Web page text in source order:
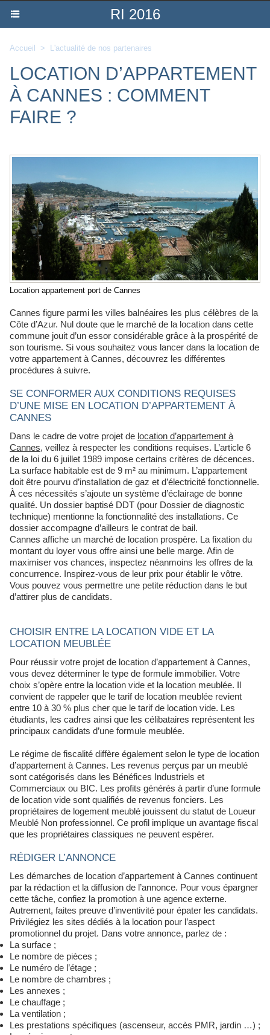
RI 2016
Accueil > L'actualité de nos partenaires
LOCATION D’APPARTEMENT
À CANNES : COMMENT
FAIRE ?
Location appartement port de Cannes
Cannes figure parmi les villes balnéaires les plus célèbres de la
Côte d’Azur. Nul doute que le marché de la location dans cette
commune jouit d’un essor considérable grâce à la prospérité de
son tourisme. Si vous souhaitez vous lancer dans la location de
votre appartement à Cannes, découvrez les différentes
procédures à suivre.
SE CONFORMER AUX CONDITIONS REQUISES
D’UNE MISE EN LOCATION D’APPARTEMENT À
CANNES
Dans le cadre de votre projet de location d’appartement à
Cannes, veillez à respecter les conditions requises. L’article 6
de la loi du 6 juillet 1989 impose certains critères de décences.
La surface habitable est de 9 m² au minimum. L’appartement
doit être pourvu d’installation de gaz et d’électricité fonctionnelle.
À ces nécessités s’ajoute un système d’éclairage de bonne
qualité. Un dossier baptisé DDT (pour Dossier de diagnostic
technique) mentionne la fonctionnalité des installations. Ce
dossier accompagne d’ailleurs le contrat de bail.
Cannes affiche un marché de location prospère. La fixation du
montant du loyer vous offre ainsi une belle marge. Afin de
maximiser vos chances, inspectez néanmoins les offres de la
concurrence. Inspirez-vous de leur prix pour établir le vôtre.
Vous pouvez vous permettre une petite réduction dans le but
d’attirer plus de candidats.
CHOISIR ENTRE LA LOCATION VIDE ET LA
LOCATION MEUBLÉE
Pour réussir votre projet de location d’appartement à Cannes,
vous devez déterminer le type de formule immobilier. Votre
choix s’opère entre la location vide et la location meublée. Il
convient de rappeler que le tarif de location meublée revient
entre 10 à 30 % plus cher que le tarif de location vide. Les
étudiants, les cadres ainsi que les célibataires représentent les
principaux candidats d’une formule meublée.
Le régime de fiscalité diffère également selon le type de location
d’appartement à Cannes. Les revenus perçus par un meublé
sont catégorisés dans les Bénéfices Industriels et
Commerciaux ou BIC. Les profits générés à partir d’une formule
de location vide sont qualifiés de revenus fonciers. Les
propriétaires de logement meublé jouissent du statut de Loueur
Meublé Non professionnel. Ce profil implique un avantage fiscal
que les propriétaires classiques ne peuvent espérer.
RÉDIGER L’ANNONCE
Les démarches de location d’appartement à Cannes continuent
par la rédaction et la diffusion de l’annonce. Pour vous épargner
cette tâche, confiez la promotion à une agence externe.
Autrement, faites preuve d’inventivité pour épater les candidats.
Privilégiez les sites dédiés à la location pour l’aspect
promotionnel du projet. Dans votre annonce, parlez de :
La surface ;
Le nombre de pièces ;
Le numéro de l’étage ;
Le nombre de chambres ;
Les annexes ;
Le chauffage ;
La ventilation ;
Les prestations spécifiques (ascenseur, accès PMR, jardin …) ;